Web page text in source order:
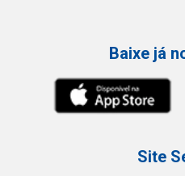
Baixe já
Site